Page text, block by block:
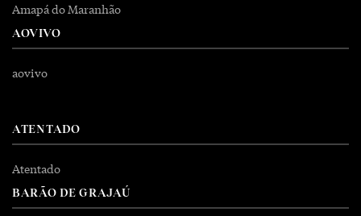
Amapá do Maranhão
AOVIVO
aovivo
ATENTADO
Atentado
BARÃO DE GRAJAÚ